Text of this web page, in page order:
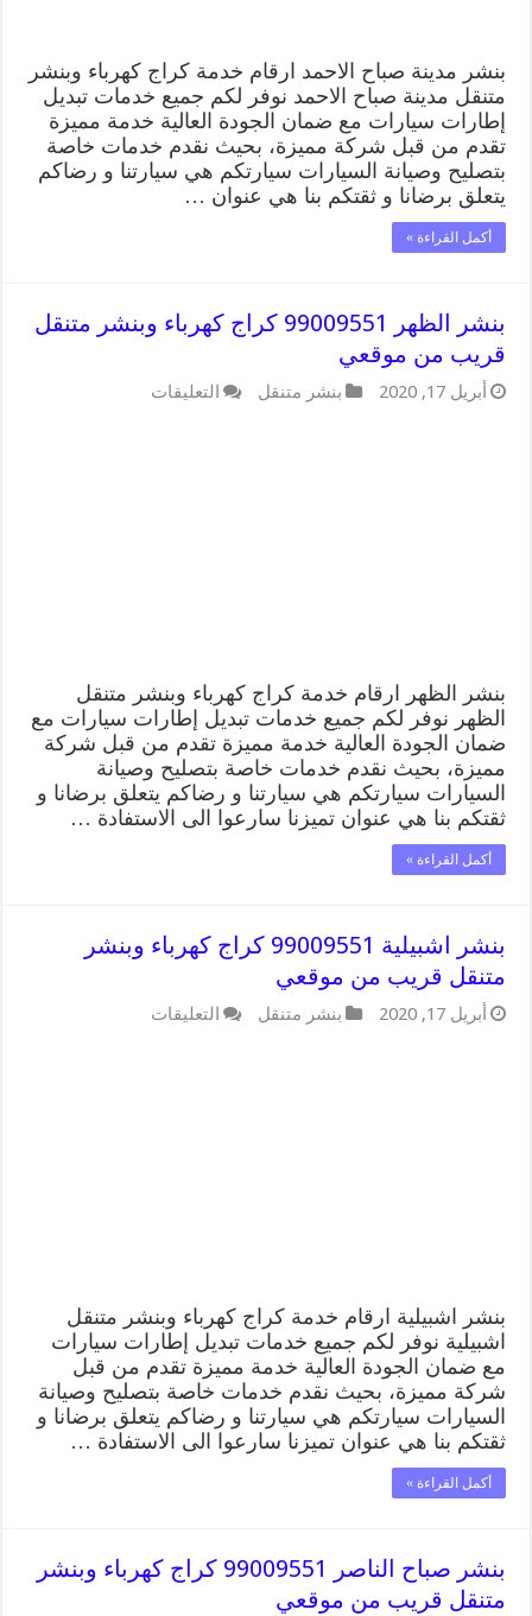
بنشر مدينة صباح الاحمد ارقام خدمة كراج كهرباء وبنشر
متنقل مدينة صباح الاحمد نوفر لكم جميع خدمات تبديل
إطارات سيارات مع ضمان الجودة العالية خدمة مميزة
تقدم من قبل شركة مميزة، بحيث نقدم خدمات خاصة
بتصليح وصيانة السيارات سيارتكم هي سيارتنا و رضاكم
يتعلق برضانا و ثقتكم بنا هي عنوان …
أكمل القراءة »
بنشر الظهر 99009551 كراج كهرباء وبنشر متنقل
قريب من موقعي
أبريل 17, 2020 بنشر متنقل التعليقات
بنشر الظهر ارقام خدمة كراج كهرباء وبنشر متنقل
الظهر نوفر لكم جميع خدمات تبديل إطارات سيارات مع
ضمان الجودة العالية خدمة مميزة تقدم من قبل شركة
مميزة، بحيث نقدم خدمات خاصة بتصليح وصيانة
السيارات سيارتكم هي سيارتنا و رضاكم يتعلق برضانا و
ثقتكم بنا هي عنوان تميزنا سارعوا الى الاستفادة …
أكمل القراءة »
بنشر اشبيلية 99009551 كراج كهرباء وبنشر
متنقل قريب من موقعي
أبريل 17, 2020 بنشر متنقل التعليقات
بنشر اشبيلية ارقام خدمة كراج كهرباء وبنشر متنقل
اشبيلية نوفر لكم جميع خدمات تبديل إطارات سيارات
مع ضمان الجودة العالية خدمة مميزة تقدم من قبل
شركة مميزة، بحيث نقدم خدمات خاصة بتصليح وصيانة
السيارات سيارتكم هي سيارتنا و رضاكم يتعلق برضانا و
ثقتكم بنا هي عنوان تميزنا سارعوا الى الاستفادة …
أكمل القراءة »
بنشر صباح الناصر 99009551 كراج كهرباء وبنشر
متنقل قريب من موقعي